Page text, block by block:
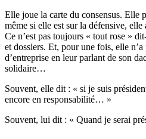
Elle joue la carte du consensus. Elle
même si elle est sur la défensive, elle
Ce n’est pas toujours « tout rose »
et dossiers. Et, pour une fois, elle n’a
d’entreprise en leur parlant de son
solidaire…
Souvent, elle dit : « si je suis
encore en responsabilité… »
Souvent, lui dit : « Quand je serai